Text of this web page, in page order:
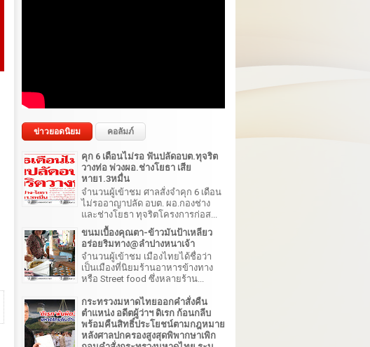
ข่าวยอดนิยม คอลัมภ์
คุก 6 เดือนไม่รอ ฟันปลัดอบต.ทุจริต
วางท่อ พ่วงผอ.ช่างโยธา เสีย
หาย1.3หมื่น
จำนวนผู้เข้าชม ศาลสั่งจำคุก 6 เดือน
ไม่รออาญาปลัด อบต. ผอ.กองช่าง
และช่างโยธา ทุจริตโครงการก่อส...
ขนมเบื้องคุณตา-ข้าวมันป้าเหลียว
อร่อยริมทาง@ลำปางหนาเจ้า
จำนวนผู้เข้าชม เมืองไทยได้ชื่อว่า
เป็นเมืองที่นิยมร้านอาหารข้างทาง
หรือ Street food ซึ่งหลายร้าน...
กระทรวงมหาดไทยออกคำสั่งคืน
ตำแหน่ง อดีตผู้ว่าฯ ดิเรก ก้อนกลีบ
พร้อมคืนสิทธิ์ประโยชน์ตามกฎหมาย
หลังศาลปกครองสูงสุดพิพากษาเพิก